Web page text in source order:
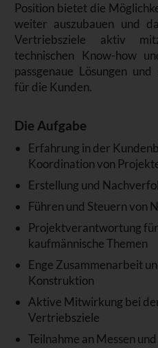
Position bietet die
weiter auszubauen und
Vertriebsziele aktiv
technischen Know-how
passgenaue Lösungen
für die Kunden.
Die Aufgabe
Erfahrung in der
Koordination von
Erstellung und
Führen und Steuern von
Projektverantwortung
kaufmännische Themen
Enge Zusammenarbeit
Konstruktion
Aktive Mitwirkung bei
Vertriebsziele
Teilnahme an Messen